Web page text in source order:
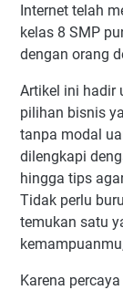
10.
11.
12. Tutor
13. Jasa
14. Jasa
15.
16.
17.
18. Voice
19. Jasa
20. Admin
Internet telah
kelas 8 SMP
dengan orang
Artikel ini hadir
pilihan bisnis
tanpa modal
dilengkapi
hingga tips
Tidak perlu
temukan satu
Karena